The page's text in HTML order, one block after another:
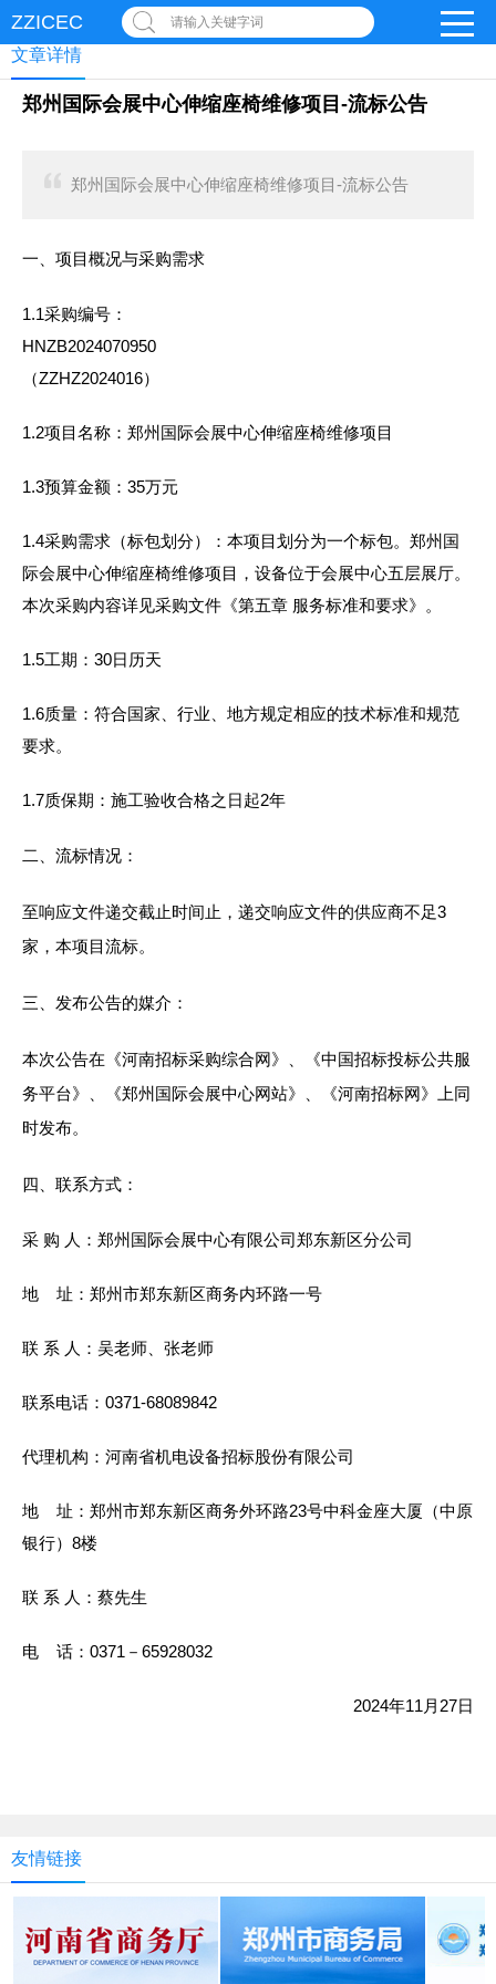
ZZICEC 请输入关键字词
文章详情
郑州国际会展中心伸缩座椅维修项目-流标公告
郑州国际会展中心伸缩座椅维修项目-流标公告
一、项目概况与采购需求
1.1采购编号：
HNZB2024070950
（ZZHZ2024016）
1.2项目名称：郑州国际会展中心伸缩座椅维修项目
1.3预算金额：35万元
1.4采购需求（标包划分）：本项目划分为一个标包。郑州国
际会展中心伸缩座椅维修项目，设备位于会展中心五层展厅。
本次采购内容详见采购文件《第五章 服务标准和要求》。
1.5工期：30日历天
1.6质量：符合国家、行业、地方规定相应的技术标准和规范
要求。
1.7质保期：施工验收合格之日起2年
二、流标情况：
至响应文件递交截止时间止，递交响应文件的供应商不足3
家，本项目流标。
三、发布公告的媒介：
本次公告在《河南招标采购综合网》、《中国招标投标公共服
务平台》、《郑州国际会展中心网站》、《河南招标网》上同
时发布。
四、联系方式：
采 购 人：郑州国际会展中心有限公司郑东新区分公司
地 址：郑州市郑东新区商务内环路一号
联 系 人：吴老师、张老师
联系电话：0371-68089842
代理机构：河南省机电设备招标股份有限公司
地 址：郑州市郑东新区商务外环路23号中科金座大厦（中原
银行）8楼
联 系 人：蔡先生
电 话：0371－65928032
2024年11月27日
友情链接